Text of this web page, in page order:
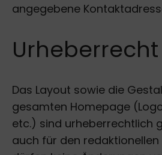
angegebene
Urheberrecht
Das Layout sowie die
gesamten Homepage
etc.) sind urheberrechtlich
auch für den redaktionellen